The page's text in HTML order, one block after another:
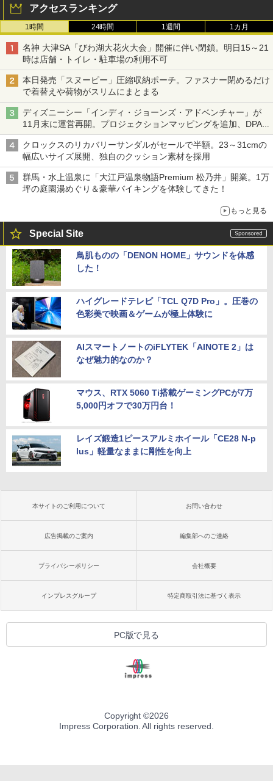
アクセスランキング
1時間 24時間 1週間 1カ月
名神 大津SA「びわ湖大花火大会」開催に伴い閉鎖。明日15～21
時は店舗・トイレ・駐車場の利用不可
本日発売「スヌーピー」圧縮収納ポーチ。ファスナー閉めるだけ
で着替えや荷物がスリムにまとまる
ディズニーシー「インディ・ジョーンズ・アドベンチャー」が
11月末に運営再開。プロジェクションマッピングを追加、DPA
は1500円
クロックスのリカバリーサンダルがセールで半額。23～31cmの
幅広いサイズ展開、独自のクッション素材を採用
群馬・水上温泉に「大江戸温泉物語Premium 松乃井」開業。1万
坪の庭園湯めぐり＆豪華バイキングを体験してきた！
もっと見る
Special Site
鳥肌ものの「DENON HOME」サウンドを体感
した！
ハイグレードテレビ「TCL Q7D Pro」。圧巻の
色彩美で映画＆ゲームが極上体験に
AIスマートノートのiFLYTEK「AINOTE 2」は
なぜ魅力的なのか？
マウス、RTX 5060 Ti搭載ゲーミングPCが7万
5,000円オフで30万円台！
レイズ鍛造1ピースアルミホイール「CE28 N-p
lus」軽量なままに剛性を向上
本サイトのご利用について お問い合わせ
広告掲載のご案内 編集部へのご連絡
プライバシーポリシー 会社概要
インプレスグループ 特定商取引法に基づく表示
PC版で見る
Copyright ©2026
Impress Corporation. All rights reserved.